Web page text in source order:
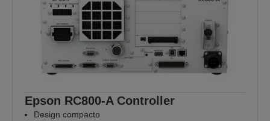
Epson RC800-A Controller
Design compacto